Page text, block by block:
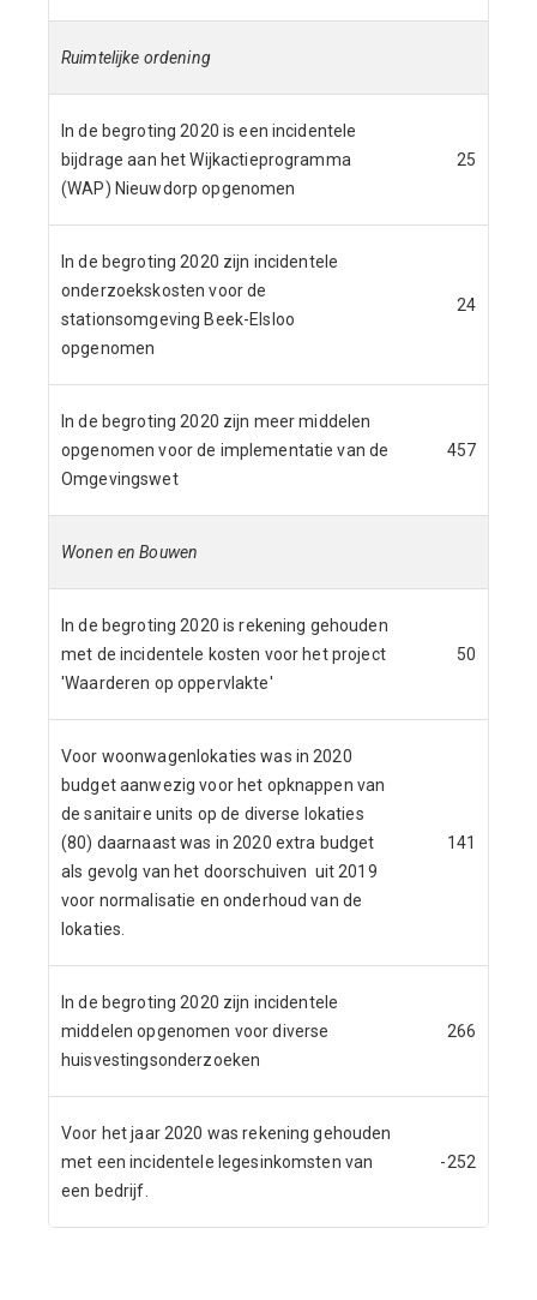
Ruimtelijke ordening
In de begroting 2020 is een incidentele
bijdrage aan het Wijkactieprogramma
(WAP) Nieuwdorp opgenomen
25
In de begroting 2020 zijn incidentele
onderzoekskosten voor de
stationsomgeving Beek-Elsloo
opgenomen
24
In de begroting 2020 zijn meer middelen
opgenomen voor de implementatie van de
Omgevingswet
457
Wonen en Bouwen
In de begroting 2020 is rekening gehouden
met de incidentele kosten voor het project
'Waarderen op oppervlakte'
50
Voor woonwagenlokaties was in 2020
budget aanwezig voor het opknappen van
de sanitaire units op de diverse lokaties
(80) daarnaast was in 2020 extra budget
als gevolg van het doorschuiven uit 2019
voor normalisatie en onderhoud van de
lokaties.
141
In de begroting 2020 zijn incidentele
middelen opgenomen voor diverse
huisvestingsonderzoeken
266
Voor het jaar 2020 was rekening gehouden
met een incidentele legesinkomsten van
een bedrijf.
-252